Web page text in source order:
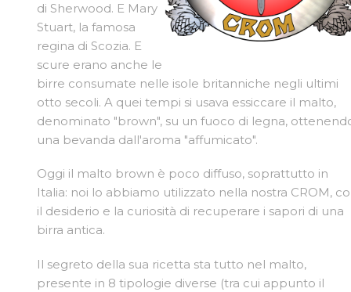
di Sherwood. E Mary
Stuart, la famosa
regina di Scozia. E
scure erano anche le
birre consumate nelle isole britanniche negli ultimi
otto secoli. A quei tempi si usava essiccare il malto,
denominato "brown", su un fuoco di legna,
una bevanda dall'aroma "affumicato".
Oggi il malto brown è poco diffuso, soprattutto in
Italia: noi lo abbiamo utilizzato nella nostra CROM,
il desiderio e la curiosità di recuperare i sapori di una
birra antica.
Il segreto della sua ricetta sta tutto nel malto,
presente in 8 tipologie diverse (tra cui appunto il